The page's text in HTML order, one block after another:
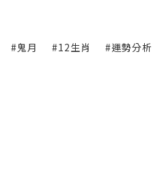
#鬼月 #12生肖 #運勢分析